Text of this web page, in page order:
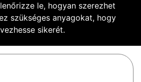
le, hogyan szerezhet
szükséges anyagokat, hogy
sikerét.